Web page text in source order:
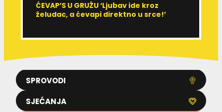
SPROVODI
SJEĆANJA
ĆEVAP’S U GRUŽU ‘Ljubav ide kroz
želudac, a ćevapi direktno u srce!’